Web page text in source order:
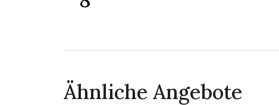
Ähnliche Angebote